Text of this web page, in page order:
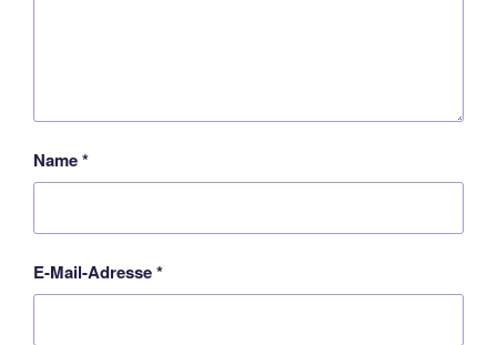
Name*
E-Mail-Adresse*